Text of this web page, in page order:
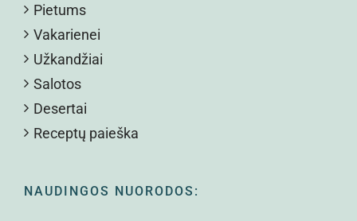
Pietums
Vakarienei
Užkandžiai
Salotos
Desertai
Receptų paieška
NAUDINGOS NUORODOS: